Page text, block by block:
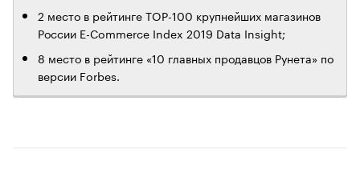
2 место в рейтинге TOP-100 крупнейших магазинов
России E-Commerce Index 2019 Data Insight;
8 место в рейтинге «10 главных продавцов Рунета» по
версии Forbes.